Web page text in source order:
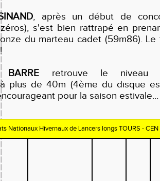
, après un début de
s'est bien rattrapé en
du marteau cadet (59m86). Le
retrouve le niveau
plus de 40m (4ème du disque
pour la saison estivale...
Nationaux Hivernaux de Lancers longs TOURS -